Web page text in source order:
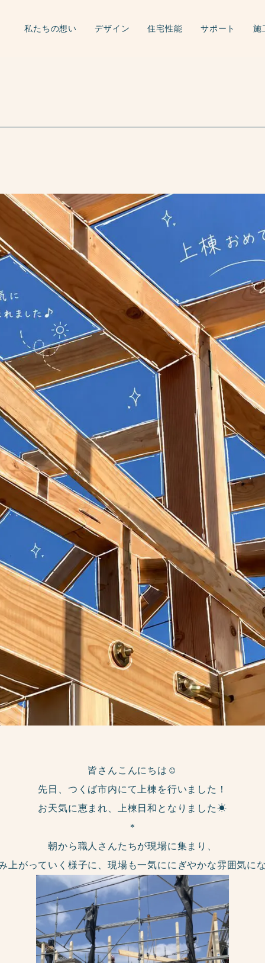
私たちの想い デザイン 住宅性能 サポート 施
皆さんこんにちは☺
先日、つくば市内にて上棟を行いました！
お天気に恵まれ、上棟日和となりました☀
＊
朝から職人さんたちが現場に集まり、
上がっていく様子に、現場も一気ににぎやかな雰囲気にな